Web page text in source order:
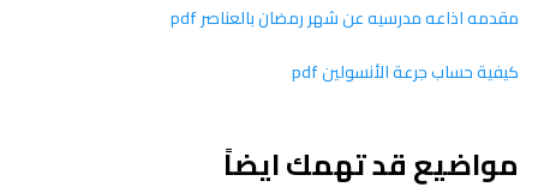
مقدمه اذاعه مدرسيه عن شهر رمضان بالعناصر pdf
كيفية حساب جرعة الأنسولين pdf
مواضيع قد تهمك ايضاً